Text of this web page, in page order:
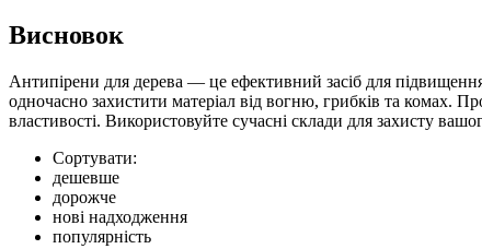
Висновок
Антипірени для дерева — це ефективний засіб для
одночасно захистити матеріал від вогню, грибків та комах.
властивості. Використовуйте сучасні склади для захисту
Сортувати:
дешевше
дорожче
нові надходження
популярність